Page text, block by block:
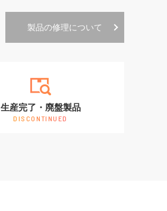
製品の修理について
生産完了・廃盤製品
DISCONTINUED